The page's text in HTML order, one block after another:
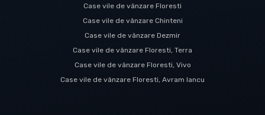
Case vile de vânzare Floresti
Case vile de vânzare Chinteni
Case vile de vânzare Dezmir
Case vile de vânzare Floresti, Terra
Case vile de vânzare Floresti, Vivo
Case vile de vânzare Floresti, Avram Iancu